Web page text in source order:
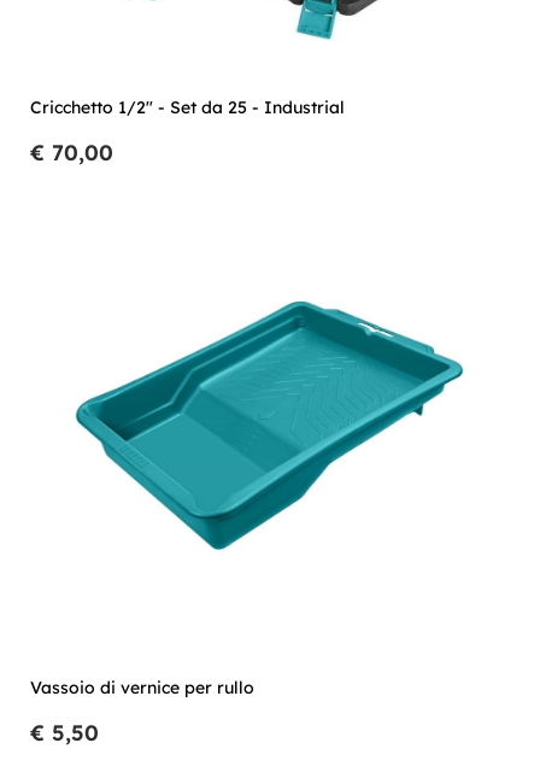
Cricchetto 1/2" - Set da 25 - Industrial
€ 70,00
Vassoio di vernice per rullo
€ 5,50